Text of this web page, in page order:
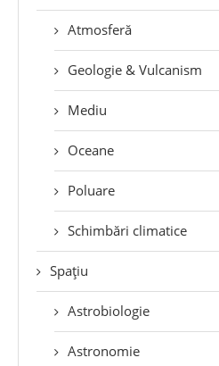
Atmosferă
Geologie & Vulcanism
Mediu
Oceane
Poluare
Schimbări climatice
Spațiu
Astrobiologie
Astronomie